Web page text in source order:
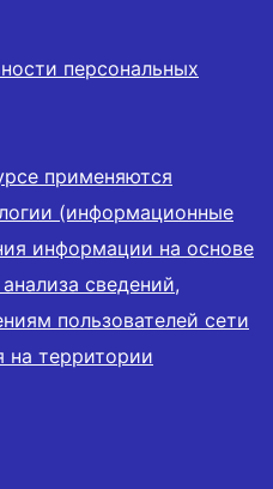
персональных
применяются
(информационные
информации на основе
сведений,
пользователей сети
на территории